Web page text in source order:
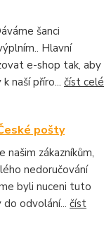
šanci
Hlavní
e-shop tak, aby
naší příro... číst celé
pošty
našim zákazníkům,
nedoručování
byli nuceni tuto
do odvolání... číst